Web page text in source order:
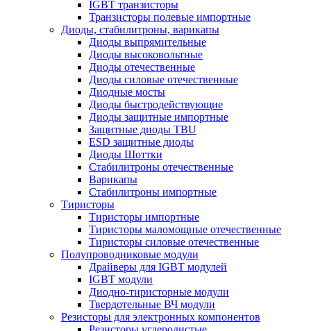
IGBT транзисторы
Транзисторы полевые импортные
Диоды, стабилитроны, варикапы
Диоды выпрямительные
Диоды высоковольтные
Диоды отечественные
Диоды силовые отечественные
Диодные мосты
Диоды быстродействующие
Диоды защитные импортные
Защитные диоды TBU
ESD защитные диоды
Диоды Шоттки
Стабилитроны отечественные
Варикапы
Стабилитроны импортные
Тиристоры
Тиристоры импортные
Тиристоры маломощные отечественные
Тиристоры силовые отечественные
Полупроводниковые модули
Драйверы для IGBT модулей
IGBT модули
Диодно-тиристорные модули
Твердотельные ВЧ модули
Резисторы для электронных компонентов